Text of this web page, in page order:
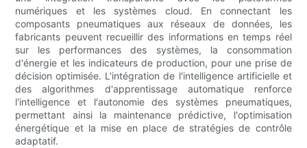
numériques et les systèmes cloud. En connectant les
composants pneumatiques aux réseaux de données, les
fabricants peuvent recueillir des informations en temps réel
sur les performances des systèmes, la consommation
d'énergie et les indicateurs de production, pour une prise de
décision optimisée. L'intégration de l'intelligence artificielle et
des algorithmes d'apprentissage automatique renforce
l'intelligence et l'autonomie des systèmes pneumatiques,
permettant ainsi la maintenance prédictive, l'optimisation
énergétique et la mise en place de stratégies de contrôle
adaptatif.